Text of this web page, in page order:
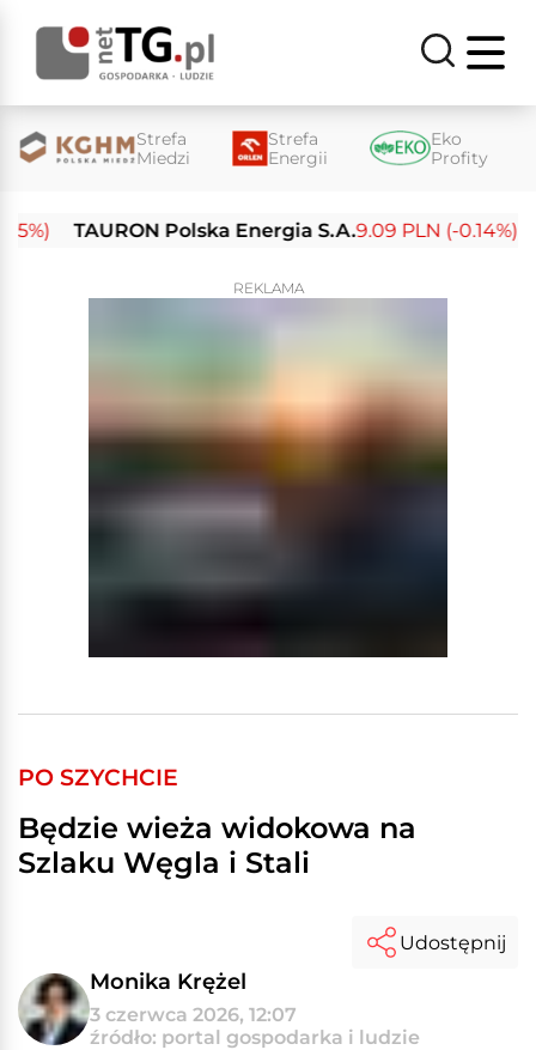
Strefa
Miedzi
Strefa
Energii
Eko
Profity
TAURON Polska Energia S.A. 9.09 PLN (-0.14%)
REKLAMA
PO SZYCHCIE
Będzie wieża widokowa na
Szlaku Węgla i Stali
Monika Krężel
3 czerwca 2026, 12:07
źródło: portal gospodarka i ludzie
Udostępnij